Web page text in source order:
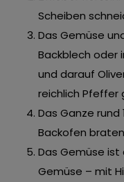
Scheiben
Das Gemüse
Backblech oder
und darauf
reichlich Pfeffer
Das Ganze
Backofen
Das Gemüse ist
Gemüse – mit